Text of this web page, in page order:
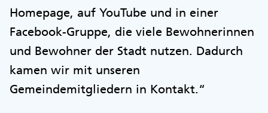
Homepage, auf YouTube und in einer
Facebook-Gruppe, die viele Bewohnerinnen
und Bewohner der Stadt nutzen. Dadurch
kamen wir mit unseren
Gemeindemitgliedern in Kontakt.“